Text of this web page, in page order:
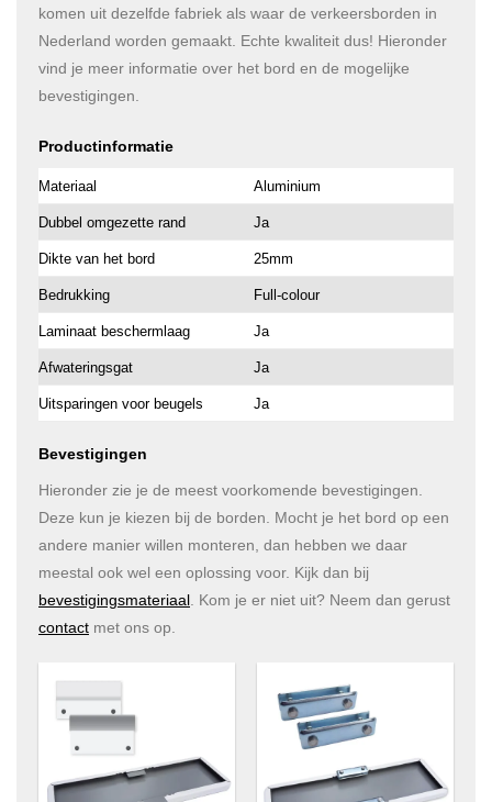
komen uit dezelfde fabriek als waar de verkeersborden in
Nederland worden gemaakt. Echte kwaliteit dus! Hieronder
vind je meer informatie over het bord en de mogelijke
bevestigingen.
Productinformatie
Materiaal Aluminium
Dubbel omgezette rand Ja
Dikte van het bord 25mm
Bedrukking Full-colour
Laminaat beschermlaag Ja
Afwateringsgat Ja
Uitsparingen voor beugels Ja
Bevestigingen
Hieronder zie je de meest voorkomende bevestigingen.
Deze kun je kiezen bij de borden. Mocht je het bord op een
andere manier willen monteren, dan hebben we daar
meestal ook wel een oplossing voor. Kijk dan bij
bevestigingsmateriaal . Kom je er niet uit? Neem dan gerust
contact met ons op.